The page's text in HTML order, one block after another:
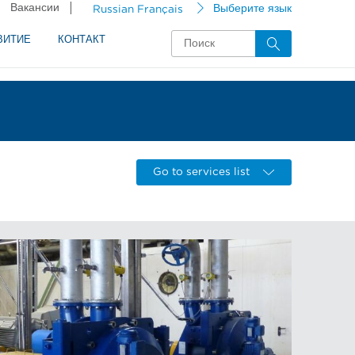
Russian Français Выберите язык
Вакансии
КОНТАКТ
Go to services list